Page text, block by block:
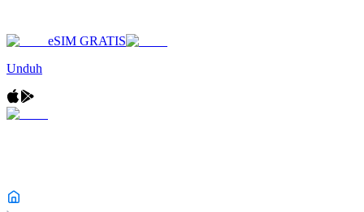
eSIM GRATIS
Unduh